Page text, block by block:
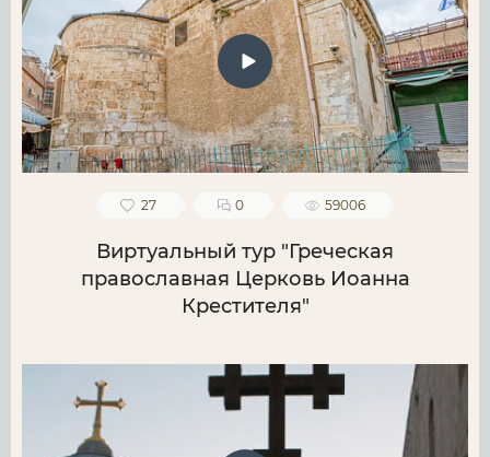
27 0 59006
Виртуальный тур "Греческая
православная Церковь Иоанна
Крестителя"